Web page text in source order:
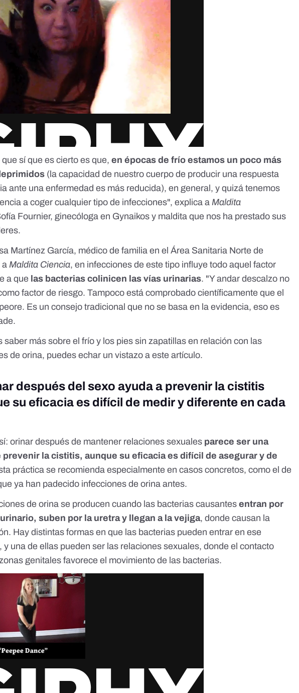
que sí que es cierto es que,en épocas de frío estamos un poco más
(la capacidad de nuestro cuerpo de producir una respuesta
ante una enfermedad es más reducida), en general, y quizá tenemos
a coger cualquier tipo de infecciones", explica a Maldita
Fournier, ginecóloga en Gynaikosy maldita que nos ha prestado sus
Martínez García, médico de familia en elÁrea Sanitaria Norte de
a Maldita Ciencia, en infecciones de este tipo influye todo aquel factor
a que las bacterias colinicen las vías urinarias. "Y andar descalzo no
factor de riesgo. Tampoco está comprobado científicamente que el
Es un consejo tradicional que no se basa en la evidencia, eso es
saber más sobre el frío y los pies sin zapatillas en relación con las
de orina, puedes echar un vistazo aeste artículo.
después del sexo ayuda a prevenir la cistitis
su eficacia es difícil de medir y diferente en cada
orinar después de mantener relaciones sexuales parece ser una
prevenir la cistitis, aunque su eficacia es difícil de asegurar y de
práctica se recomienda especialmente en casos concretos, como el de
ya han padecido infecciones de orina antes.
de orina se producen cuando las bacterias causantesentran por
suben por la uretra y llegan a la vejiga, donde causan la
Hay distintas formas en que las bacterias pueden entrar en ese
y una de ellas pueden ser las relaciones sexuales, donde el contacto
genitales favorece el movimiento de las bacterias.